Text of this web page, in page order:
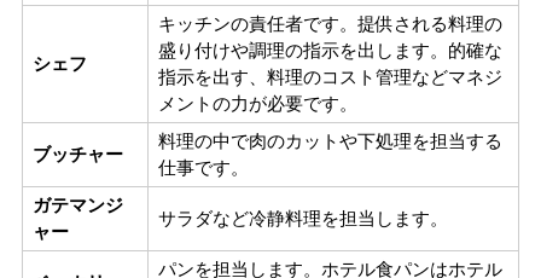
シェフ
キッチンの責任者です。 提供される料理の
盛り付けや調理の指示を出します。 的確な
指示を出す、料理のコスト管理などマネジ
メントの力が必要です。
ブッチャー
料理の中で肉のカットや下処理を担当する
仕事です。
ガテマンジ
ャー
サラダなど冷静料理を担当します。
パンを担当します。 ホテル食パンはホテル